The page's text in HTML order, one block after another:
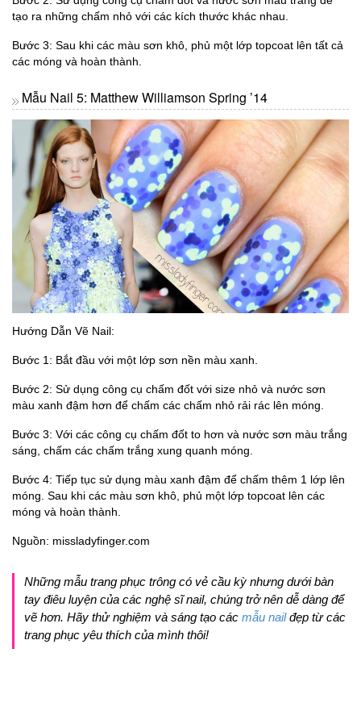
tạo ra những chấm nhỏ với các kích thước khác nhau.
Bước 3: Sau khi các màu sơn khô, phủ một lớp topcoat lên tất cả
các móng và hoàn thành.
Mẫu Nail 5: Matthew Williamson Spring ’14
Hướng Dẫn Vẽ Nail:
Bước 1: Bắt đầu với một lớp sơn nền màu xanh.
Bước 2: Sử dụng công cụ chấm đốt với size nhỏ và nước sơn
màu xanh đậm hơn để chấm các chấm nhỏ rải rác lên móng.
Bước 3: Với các công cụ chấm đốt to hơn và nước sơn màu trắng
sáng, chấm các chấm trắng xung quanh móng.
Bước 4: Tiếp tục sử dụng màu xanh đậm để chấm thêm 1 lớp lên
móng. Sau khi các màu sơn khô, phủ một lớp topcoat lên các
móng và hoàn thành.
Nguồn: missladyfinger.com
Những mẫu trang phục trông có vẻ cầu kỳ nhưng dưới bàn
tay điêu luyện của các nghệ sĩ nail, chúng trở nên dễ dàng để
vẽ hơn. Hãy thử nghiệm và sáng tạo các mẫu nailđẹp từ các
trang phục yêu thích của mình thôi!